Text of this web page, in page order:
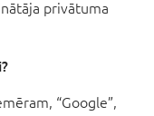
privātuma
“Google”,